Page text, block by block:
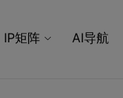
IP矩阵 AI导航